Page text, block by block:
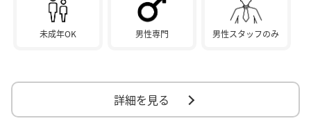
未成年OK 男性専門 男性スタッフのみ
詳細を見る